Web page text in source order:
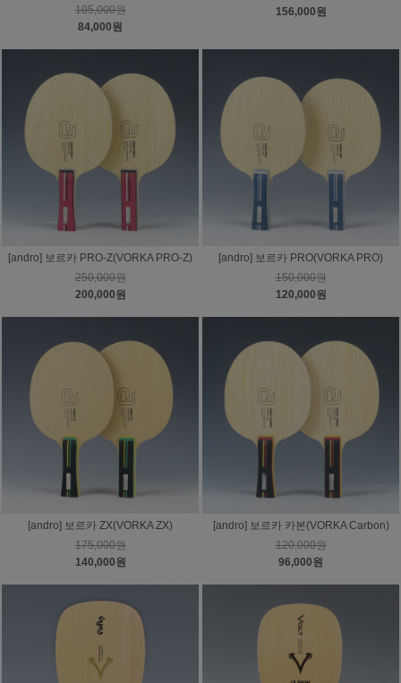
105,000원
84,000원
156,000원
[andro] 보르카 PRO-Z(VORKA PRO-Z)
250,000원
200,000원
[andro] 보르카 PRO(VORKA PRO)
150,000원
120,000원
[andro] 보르카 ZX(VORKA ZX)
175,000원
140,000원
[andro] 보르카 카본(VORKA Carbon)
120,000원
96,000원